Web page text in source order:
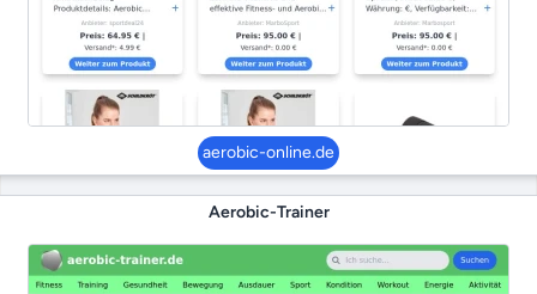
aerobic-online.de
Aerobic-Trainer